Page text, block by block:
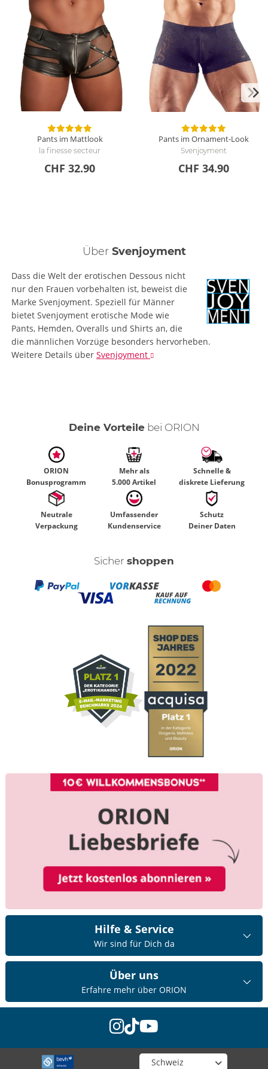
Pants im Mattlook
la finesse secteur
CHF 32.90
Pants im Ornament-Look
Svenjoyment
CHF 34.90
Über Svenjoyment
Dass die Welt der erotischen Dessous nicht
nur den Frauen vorbehalten ist, beweist die
Marke Svenjoyment. Speziell für Männer
bietet Svenjoyment erotische Mode wie
Pants, Hemden, Overalls und Shirts an, die
die männlichen Vorzüge besonders hervorheben.
Weitere Details über Svenjoyment
Deine Vorteilebei ORION
ORION
Bonusprogramm
Mehr als
5.000 Artikel
Schnelle &
diskrete Lieferung
Neutrale
Verpackung
Umfassender
Kundenservice
Schutz
Deiner Daten
Sicher shoppen
Hilfe & Service
Wir sind für Dich da
Über uns
Erfahre mehr über ORION
instagram
tiktok
youtube
Wähle deinen Shop